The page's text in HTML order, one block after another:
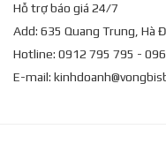
Hỗ trợ báo giá 24/7
Add: 635 Quang Trung, Hà
Hotline: 0912 795 795 -
E-mail: